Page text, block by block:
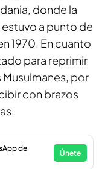
donde la
a punto de
1970. En cuanto
para reprimir
Musulmanes, por
con brazos
de
Únete